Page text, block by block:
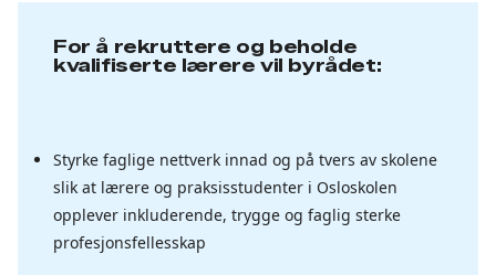
For å rekruttere og beholde
kvalifiserte lærere vil byrådet:
Styrke faglige nettverk innad og på tvers av skolene
slik at lærere og praksisstudenter i Osloskolen
opplever inkluderende, trygge og faglig sterke
profesjonsfellesskap